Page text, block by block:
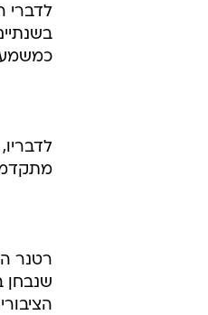
לדברי
רטנר
שנבחן